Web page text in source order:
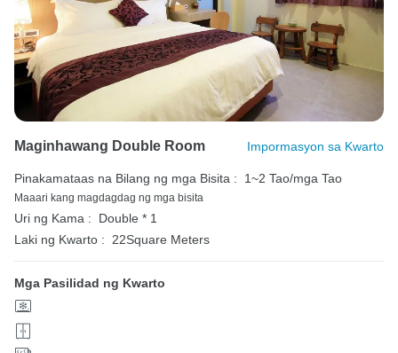
Maginhawang Double Room Impormasyon sa Kwarto
Pinakamataas na Bilang ng mga Bisita : 1~2 Tao/mga Tao
Maaari kang magdagdag ng mga bisita
Uri ng Kama :
Double * 1
Laki ng Kwarto :
22Square Meters
Mga Pasilidad ng Kwarto